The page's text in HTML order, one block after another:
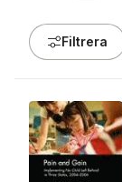
Filtrera